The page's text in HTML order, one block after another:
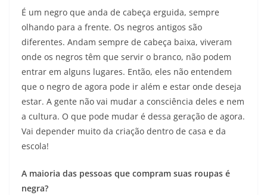
É um negro que anda de cabeça erguida, sempre
olhando para a frente. Os negros antigos são
diferentes. Andam sempre de cabeça baixa, viveram
onde os negros têm que servir o branco, não podem
entrar em alguns lugares. Então, eles não entendem
que o negro de agora pode ir além e estar onde deseja
estar. A gente não vai mudar a consciência deles e nem
a cultura. O que pode mudar é dessa geração de agora.
Vai depender muito da criação dentro de casa e da
escola!
A maioria das pessoas que compram suas roupas é
negra?